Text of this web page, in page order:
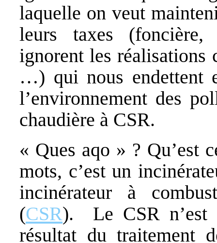
laquelle on veut
leurs taxes
ignorent les réalisations
…) qui nous endettent
l’environnement des
chaudière à CSR.
« Ques aqo » ? Qu’est
mots, c’est un
incinérateur à
(CSR). Le CSR n’est
résultat du traitement